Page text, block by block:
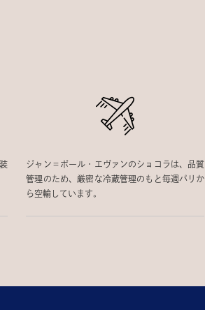
ジャン＝ポール・エヴァンのショコラは、品質
管理のため、厳密な冷蔵管理のもと毎週パリか
ら空輸しています。